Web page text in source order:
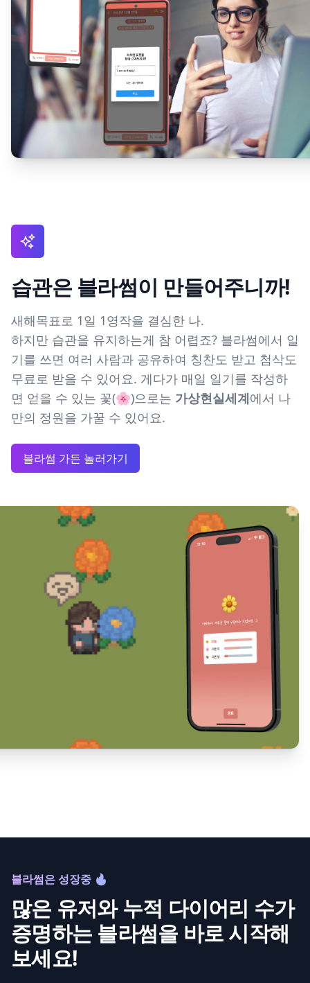
습관은 블라썸이 만들어주니까!
새해목표로 1일 1영작을 결심한 나.
하지만 습관을 유지하는게 참 어렵죠? 블라썸에서 일
기를 쓰면 여러 사람과 공유하여 칭찬도 받고 첨삭도
무료로 받을 수 있어요. 게다가 매일 일기를 작성하
면 얻을 수 있는 꽃(🌸)으로는 가상현실세계에서 나
만의 정원을 가꿀 수 있어요.
블라썸 가든 놀러가기
블라썸은 성장중 🔥
많은 유저와 누적 다이어리 수가
증명하는 블라썸을 바로 시작해
보세요!